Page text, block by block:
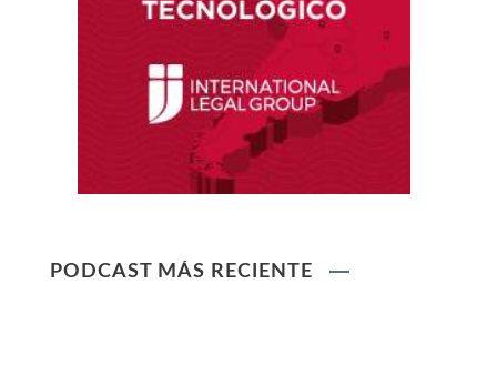
contra el despido arbitrario
Ley que modifica el TUO de la Ley del Sistema
PODCAST MÁS RECIENTE